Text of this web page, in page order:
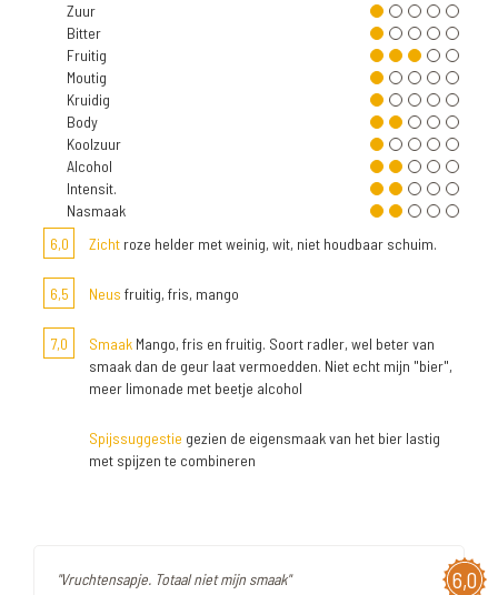
Zuur
Bitter
Fruitig
Moutig
Kruidig
Body
Koolzuur
Alcohol
Intensit.
Nasmaak
6,0
Zicht roze helder met weinig, wit, niet houdbaar schuim.
6,5 Neus fruitig, fris, mango
7,0 Smaak Mango, fris en fruitig. Soort radler, wel beter van
smaak dan de geur laat vermoedden. Niet echt mijn "bier",
meer limonade met beetje alcohol
Spijssuggestie gezien de eigensmaak van het bier lastig
met spijzen te combineren
6,0
"Vruchtensapje. Totaal niet mijn smaak"